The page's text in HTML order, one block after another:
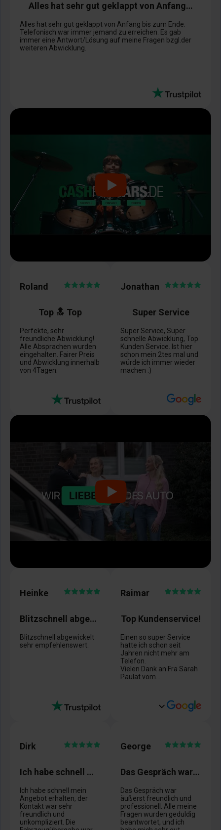
Alles hat sehr gut geklappt von Anfang…
Alles hat sehr gut geklappt von Anfang bis zum Ende.
Telefonisch war immer jemand zu erreichen. Es gab
immer eine Antwort/Lösung auf meine Fragen bzgl.der
weiteren Abwicklung.
Roland
Top 🔝 Top
Perfekte, sehr
freundliche Abwicklung!
Alle Absprachen wurden
eingehalten. Fairer Preis
und Abwicklung innerhalb
von 4Tagen.
Jonathan
Super Service
Super Service, Super
schnelle Abwicklung, Top
Kunden Service. Ist hier
schon mein 2tes mal und
würde ich immer wieder
machen :)
Heinke
Blitzschnell abgewickelt
Blitzschnell abgewickelt
sehr empfehlenswert.
Raimar
Top Kundenservice!
Einen so super Service
hatte ich schon seit
Jahren nicht mehr am
Telefon.
Vielen Dank an Fra Sarah
Paulat vom
verständnisvoll, volle 5
Dirk
Ich habe schnell mein Angebot erhalten
Ich habe schnell mein
Angebot erhalten, der
Kontakt war sehr
freundlich und
unkompliziert. Die
George
Das Gespräch war äußerst freundlich und…
Das Gespräch war
äußerst freundlich und
professionell. Alle meine
Fragen wurden geduldig
beantwortet, und ich